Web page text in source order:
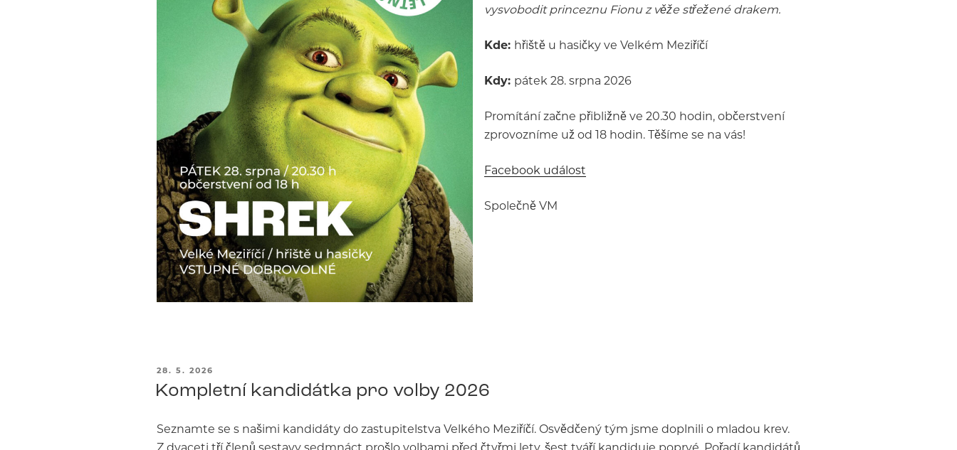
vysvobodit princeznu Fionu z věže střežené drakem.
Kde: hřiště u hasičky ve Velkém Meziříčí
Kdy: pátek 28. srpna 2026
Promítání začne přibližně ve 20.30 hodin, občerstvení
zprovozníme už od 18 hodin. Těšíme se na vás!
Facebook událost
Společně VM
PUBLIKOVÁNO
28. 5. 2026
Kompletní kandidátka pro volby 2026
Seznamte se s našimi kandidáty do zastupitelstva Velkého Meziříčí. Osvědčený tým jsme doplnili o mladou krev.
Z dvaceti tří členů sestavy sedmnáct prošlo volbami před čtyřmi lety, šest tváří kandiduje poprvé. Pořadí kandidátů